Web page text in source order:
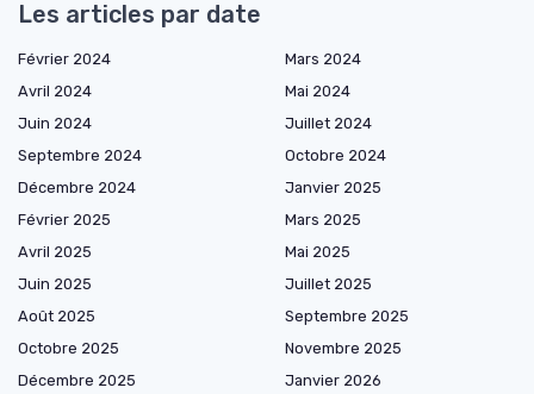
Les articles par date
Février 2024
Mars 2024
Avril 2024
Mai 2024
Juin 2024
Juillet 2024
Septembre 2024
Octobre 2024
Décembre 2024
Janvier 2025
Février 2025
Mars 2025
Avril 2025
Mai 2025
Juin 2025
Juillet 2025
Août 2025
Septembre 2025
Octobre 2025
Novembre 2025
Décembre 2025
Janvier 2026